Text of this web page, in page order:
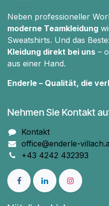
Neben professioneller
moderne Teamkleidung
Sweatshirts. Und das Beste:
Kleidung direkt bei uns –
aus einer Hand.
Enderle – Qualität, die
Nehmen Sie Kontakt
Kontakt
office@enderle-
+43 4242 432393